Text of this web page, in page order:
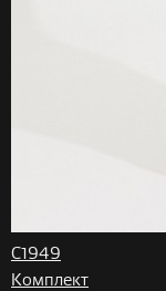
C1949
Комплект